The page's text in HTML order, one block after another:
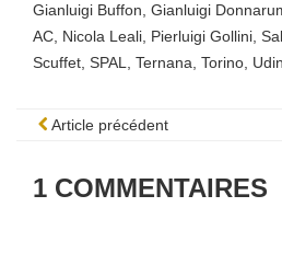
Gianluigi Buffon Gianluigi
AC Nicola Leali Pierluigi Gollini
Scuffet SPAL Ternana Torino
Article précédent
1 COMMENTAIRES